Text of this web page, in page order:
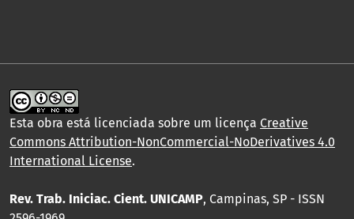
Esta obra está licenciada sobre um licença Creative
Commons Attribution-NonCommercial-NoDerivatives 4.0
International License.
Rev. Trab. Iniciac. Cient. UNICAMP, Campinas, SP - ISSN